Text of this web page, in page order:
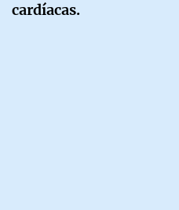
cardíacas.